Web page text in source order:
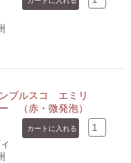
ブルスコ エミリ
（赤・微発泡）